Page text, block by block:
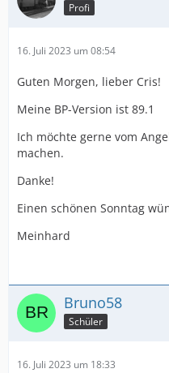
Profi
16. Juli 2023 um 08:54
Guten Morgen, lieber Cris!
Meine BP-Version ist 89.1
Ich möchte gerne vom
machen.
Danke!
Einen schönen Sonntag
Meinhard
Bruno58
Schüler
16. Juli 2023 um 18:33